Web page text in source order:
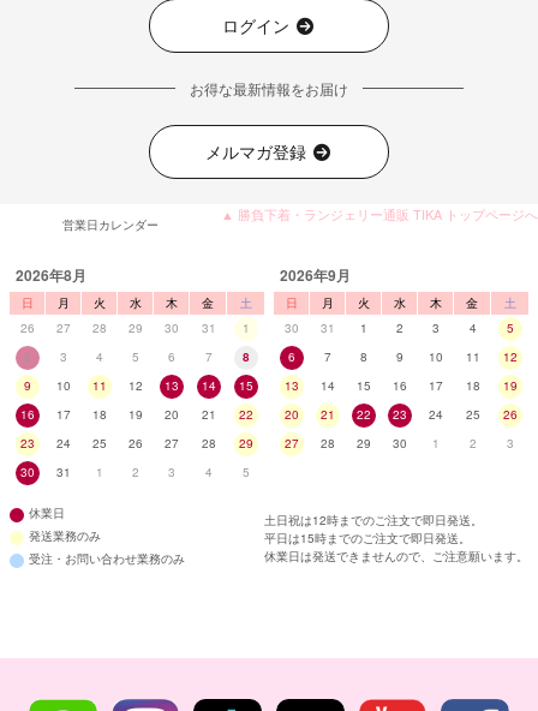
ログイン
お得な最新情報をお届け
メルマガ登録
▲ 勝負下着・ランジェリー通販 TIKA トップページへ
営業日カレンダー
2026年8月
日 月 火 水 木 金
土
26
27 28 29 30 31
1
2
3 4 5 6 7
8
9
10 11 12 13 14
15
16
17 18 19 20 21
22
23
24 25 26 27 28
29
30
31 1 2 3 4 5
2026年9月
日 月 火 水 木 金
土
30
31 1 2 3 4
5
6
7 8 9 10 11
12
13
14 15 16 17 18
19
20
21 22 23 24 25
26
27
28 29 30 1 2 3
休業日
発送業務のみ
受注・お問い合わせ業務のみ
土日祝は12時までのご注文で即日発送。
平日は15時までのご注文で即日発送。
休業日は発送できませんので、ご注意願います。